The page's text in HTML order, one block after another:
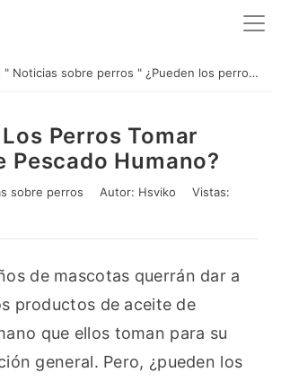
" Noticias sobre perros " ¿Pueden los perros tomar aceite de pescado humano?
Perros Tomar
Pescado Humano?
sobre perros Autor: Hsviko
Vistas:
de mascotas querrán dar a
productos de aceite de
que ellos toman para su
general. Pero, ¿pueden los